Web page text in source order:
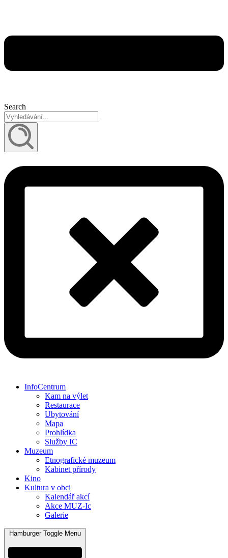
Search
InfoCentrum
Kam na výlet
Restaurace
Ubytování
Mapa
Prohlídka
Služby IC
Muzeum
Etnografické muzeum
Kabinet přírody
Kino
Kultura v obci
Kalendář akcí
Akce MUZ-Ic​
Galerie
Hamburger Toggle Menu